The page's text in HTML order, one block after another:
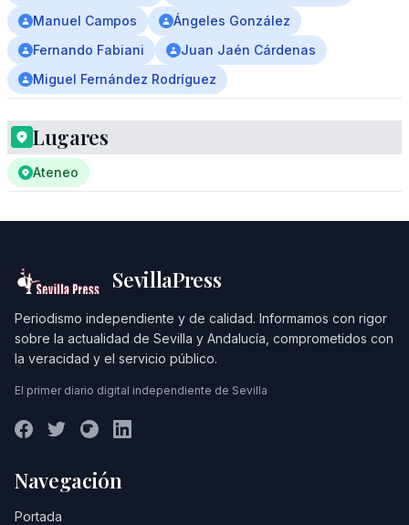
Manuel Campos
Ángeles González
Fernando Fabiani
Juan Jaén Cárdenas
Miguel Fernández Rodríguez
Lugares
Ateneo
SevillaPress
Periodismo independiente y de calidad. Informamos con rigor
sobre la actualidad de Sevilla y Andalucía, comprometidos con
la veracidad y el servicio público.
El primer diario digital independiente de Sevilla
Navegación
Portada